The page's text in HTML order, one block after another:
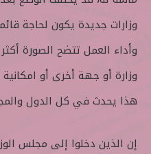
وزارات جديدة يكون لحاجة
وأداء العمل تتضح الصورة
وزارة أو جهة أخرى أو
هذا يحدث في كل الدول
إن الذين دخلوا إلى مجلس